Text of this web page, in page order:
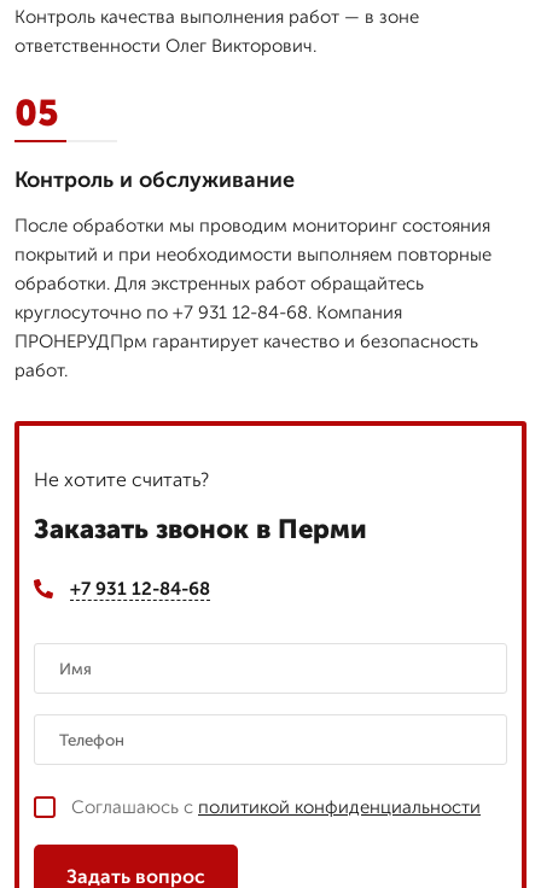
Контроль качества выполнения работ — в зоне
ответственности Олег Викторович.
05
Контроль и обслуживание
После обработки мы проводим мониторинг состояния
покрытий и при необходимости выполняем повторные
обработки. Для экстренных работ обращайтесь
круглосуточно по +7 931 12-84-68. Компания
ПРОНЕРУДПрм гарантирует качество и безопасность
работ.
Не хотите считать?
Заказать звонок в Перми
+7 931 12-84-68
Соглашаюсь с политикой конфиденциальности
Задать вопрос